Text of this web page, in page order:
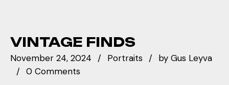
VINTAGE FINDS
November 24, 2024 Portraits by Gus Leyva
0 Comments